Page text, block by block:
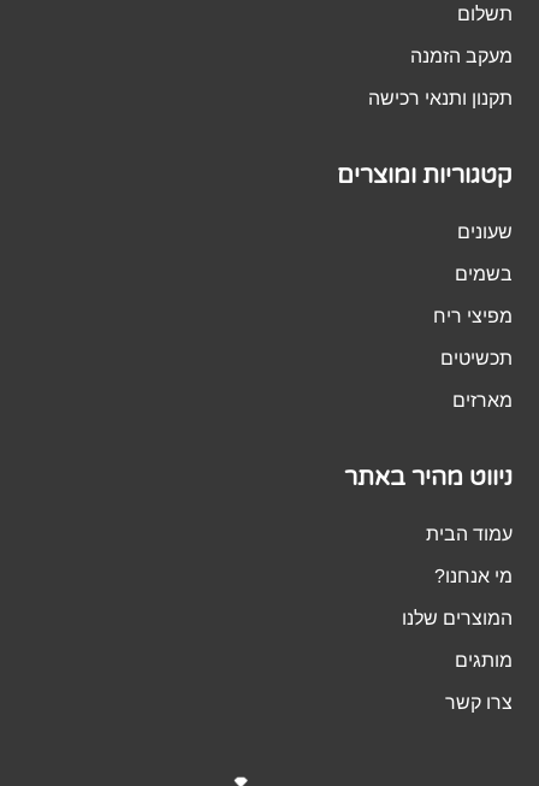
תשלום
מעקב הזמנה
תקנון ותנאי רכישה
קטגוריות ומוצרים
שעונים
בשמים
מפיצי ריח
תכשיטים
מארזים
ניווט מהיר באתר
עמוד הבית
מי אנחנו?
המוצרים שלנו
מותגים
צרו קשר